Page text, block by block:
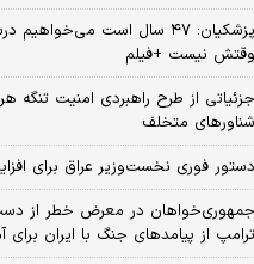
پزشکیان: ۴۷ سال است
وقتش نیست +فیلم
شناورهای متخلف
دستور فوری نخست‌وزیر عراق برای
جمهوری‌خواهان در معرض خطر از
ترامپ از پیامدهای جنگ با ایران برای